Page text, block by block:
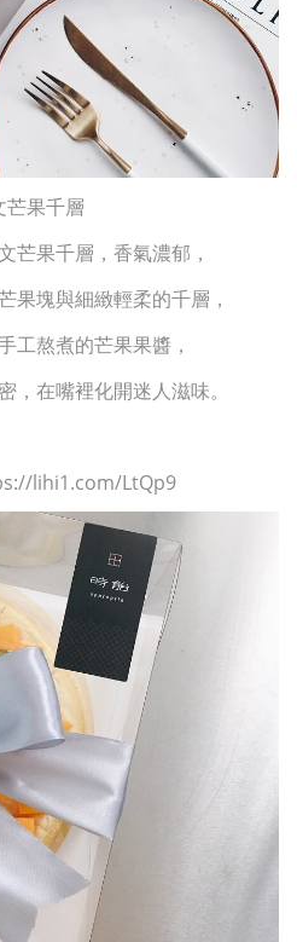
芒果千層
芒果千層，香氣濃郁，
果塊與細緻輕柔的千層，
工熬煮的芒果果醬，
，在嘴裡化開迷人滋味。
lihi1.com/LtQp9